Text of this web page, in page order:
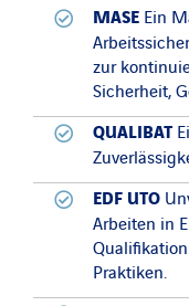
MASEEin
zur
Sicherheit,
QUALIBAT
EDF UTO
Arbeiten in
Praktiken.